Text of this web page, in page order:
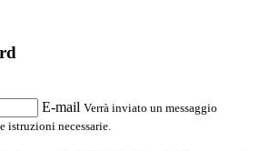
E-mail Verrà inviato un messaggio
istruzioni necessarie.